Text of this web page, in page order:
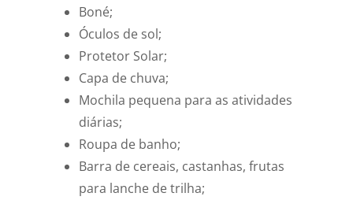
Boné;
Óculos de sol;
Protetor Solar;
Capa de chuva;
Mochila pequena para as atividades
diárias;
Roupa de banho;
Barra de cereais, castanhas, frutas
para lanche de trilha;